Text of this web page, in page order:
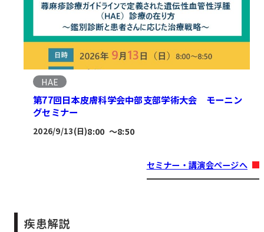
HAE
第77回日本皮膚科学会中部支部学術大会 モーニン
グセミナー
2026/9/13(日)8:00 〜8:50
セミナー・講演会ページへ
疾患解説